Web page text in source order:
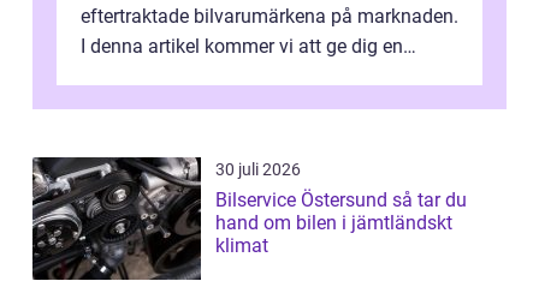
eftertraktade bilvarumärkena på marknaden.
I denna artikel kommer vi att ge dig en
30 juli 2026
Bilservice Östersund så tar du
hand om bilen i jämtländskt
klimat